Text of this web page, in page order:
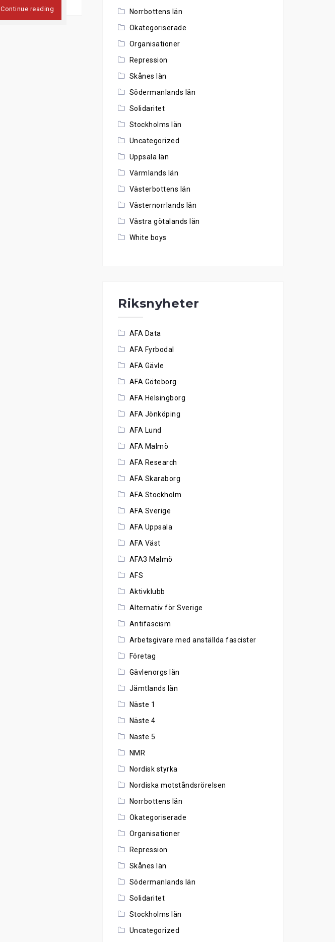
Continue reading
Norrbottens län
Okategoriserade
Organisationer
Repression
Skånes län
Södermanlands län
Solidaritet
Stockholms län
Uncategorized
Uppsala län
Värmlands län
Västerbottens län
Västernorrlands län
Västra götalands län
White boys
Riksnyheter
AFA Data
AFA Fyrbodal
AFA Gävle
AFA Göteborg
AFA Helsingborg
AFA Jönköping
AFA Lund
AFA Malmö
AFA Research
AFA Skaraborg
AFA Stockholm
AFA Sverige
AFA Uppsala
AFA Väst
AFA3 Malmö
AFS
Aktivklubb
Alternativ för Sverige
Antifascism
Arbetsgivare med anställda fascister
Företag
Gävlenorgs län
Jämtlands län
Näste 1
Näste 4
Näste 5
NMR
Nordisk styrka
Nordiska motståndsrörelsen
Norrbottens län
Okategoriserade
Organisationer
Repression
Skånes län
Södermanlands län
Solidaritet
Stockholms län
Uncategorized